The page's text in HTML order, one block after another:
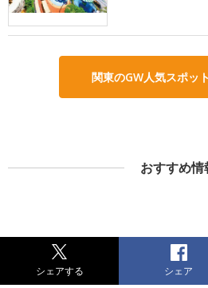
関東のGW人気スポッ
おすすめ情
シェアする シェア